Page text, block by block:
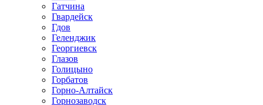
Гатчина
Гвардейск
Гдов
Геленджик
Георгиевск
Глазов
Голицыно
Горбатов
Горно-Алтайск
Горнозаводск